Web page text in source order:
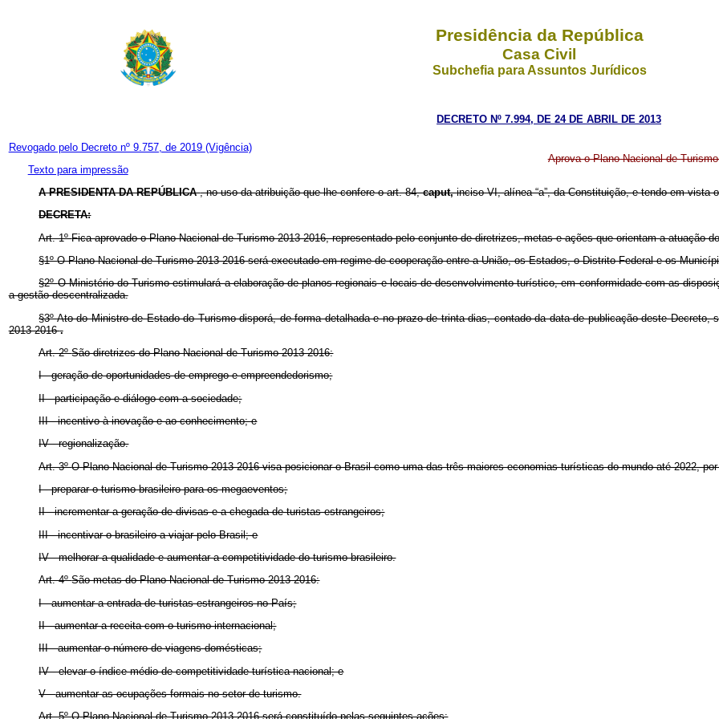
Presidência da República
Casa Civil
Subchefia para Assuntos Jurídicos
DECRETO Nº 7.994, DE 24 DE ABRIL DE 2013
Revogado pelo Decreto nº 9.757, de 2019 (Vigência)
Texto para impressão
Aprova o Plano Nacional de
A PRESIDENTA DA REPÚBLICA, no uso da atribuição que lhe confere o art. 84,caput,inciso VI, alínea “a”, da Constituição, e tendo em vista
DECRETA:
Art. 1ºFica aprovado o Plano Nacional de Turismo 2013-2016, representado pelo conjunto de diretrizes, metas e ações que orientam a atuação
§1ºO Plano Nacional de Turismo 2013-2016 será executado em regime de cooperação entre a União, os Estados, o Distrito Federal e os
§2ºO Ministério do Turismo estimulará a elaboração de planos regionais e locais de desenvolvimento turístico, em conformidade com as
a gestão descentralizada.
§3ºAto do Ministro de Estado do Turismo disporá, de forma detalhada e no prazo de trinta dias, contado da data de publicação deste
2013-2016.
Art. 2ºSão diretrizes do Plano Nacional de Turismo 2013-2016:
I - geração de oportunidades de emprego e empreendedorismo;
II - participação e diálogo com a sociedade;
III - incentivo à inovação e ao conhecimento; e
IV - regionalização.
Art. 3ºO Plano Nacional de Turismo 2013-2016 visa posicionar o Brasil como uma das três maiores economias turísticas do mundo até 2022,
I - preparar o turismo brasileiro para os megaeventos;
II - incrementar a geração de divisas e a chegada de turistas estrangeiros;
III - incentivar o brasileiro a viajar pelo Brasil; e
IV - melhorar a qualidade e aumentar a competitividade do turismo brasileiro.
Art. 4ºSão metas do Plano Nacional de Turismo 2013-2016:
I - aumentar a entrada de turistas estrangeiros no País;
II - aumentar a receita com o turismo internacional;
III - aumentar o número de viagens domésticas;
IV -elevar o índice médio de competitividade turística nacional; e
V -aumentar as ocupações formais no setor de turismo.
Art. 5ºO Plano Nacional de Turismo 2013-2016 será constituído pelas seguintes ações: